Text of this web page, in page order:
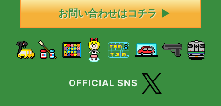
お問い合わせはコチラ
OFFICIAL SNS